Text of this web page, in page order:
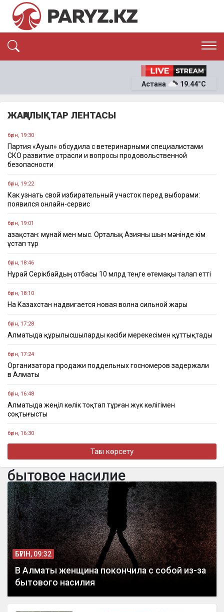
ЭКОНОМИКА
ОҚИҒА
Астана 19.44°C
ЖАҢАЛЫҚТАР ЛЕНТАСЫ
бүгін, 19:30
Партия «Ауыл» обсудила с ветеринарными специалистами
СКО развитие отрасли и вопросы продовольственной
безопасности
бүгін, 19:22
Как узнать свой избирательный участок перед выборами:
появился онлайн-сервис
бүгін, 19:01
Қазақстан: мұнай мен мыс. Орталық Азияны шын мәнінде кім
ұстап тұр
бүгін, 18:46
Нұрай Серікбайдың отбасы 10 млрд теңге өтемақы талап етті
бүгін, 18:10
На Казахстан надвигается новая волна сильной жары
бүгін, 17:28
Алматыда құрылысшыларды кәсіби мерекесімен құттықтады
бүгін, 17:24
Организатора продажи поддельных госномеров задержали
в Алматы
бүгін, 16:48
Алматыда жеңіл көлік тоқтап тұрған жүк көлігімен
соқтығысты
бүгін, 16:30
Четыре бронзовые медали завоевали казахстанцы на
бүгін, 16:11
«Әкем радикал емес»: қамаудағы ақсақалдың қызы
Тоқаевтан әділдік сұрады
Тағы көрсету
бытовое насилие
БҮГІН, 09:32
В Алматы женщина покончила с собой из-за
бытового насилия